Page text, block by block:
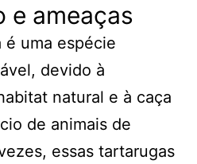
e ameaças
uma espécie
devido à
natural e à caça
de animais de
essas tartarugas